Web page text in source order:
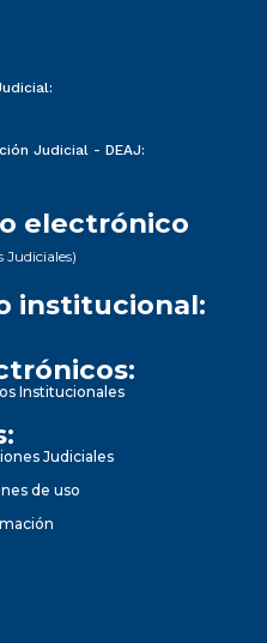
Judicial - DEAJ:
electrónico
Judiciales)
institucional:
Institucionales
Judiciales
de uso